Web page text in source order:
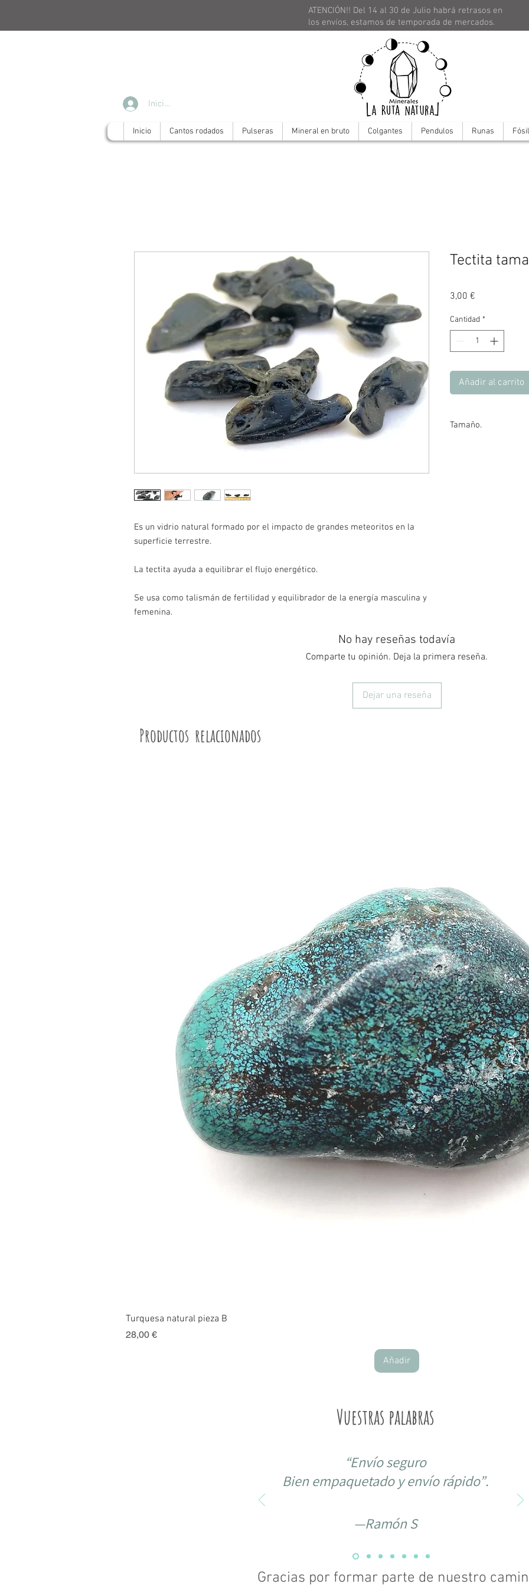
ATENCIÓN!! Del 14 al 30 de Julio habrá retrasos en
los envíos, estamos de temporada de mercados.
Iniciar sesión
Inicio Cantos rodados Pulseras Mineral en bruto Colgantes Pendulos Runas
Es un vidrio natural formado por el impacto de grandes meteoritos en la
superficie terrestre.
La tectita ayuda a equilibrar el flujo energético.
Se usa como talismán de fertilidad y equilibrador de la energía masculina y
femenina.
Tectita
3,00 €
Cantidad *
Añadir al carrito
Tamaño.
No hay reseñas todavía
Comparte tu opinión. Deja la primera reseña.
Dejar una reseña
Productos relacionados
Turquesa natural pieza B
Precio
28,00 €
Añadir
Vuestras palabras
“Envío seguro
Bien empaquetado y envío rápido”.
—Ramón S
Gracias por formar parte de nuestro